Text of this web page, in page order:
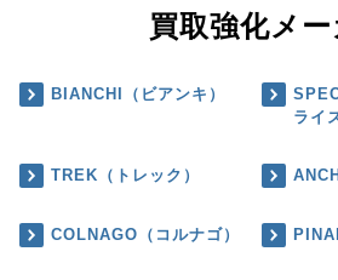
買取強化メ
BIANCHI（ビアンキ）
ライ
TREK（トレック）
COLNAGO（コルナゴ）